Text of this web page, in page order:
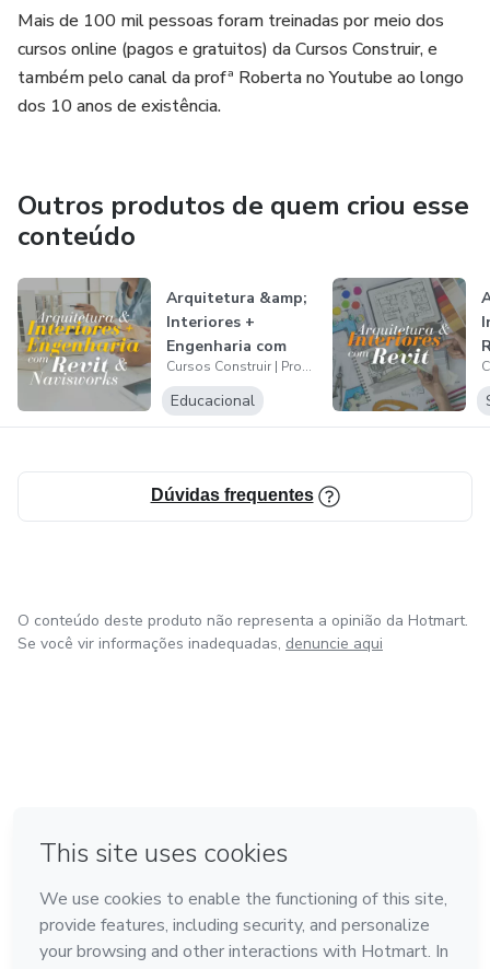
Mais de 100 mil pessoas foram treinadas por meio dos
cursos online (pagos e gratuitos) da Cursos Construir, e
também pelo canal da profª Roberta no Youtube ao longo
dos 10 anos de existência.
Outros produtos de quem criou esse
conteúdo
Arquitetura &amp;
Interiores +
Engenharia com
Revit &amp; Na... Cursos Construir | Prof. e Arquiteta Roberta Vendramini
Educacional
Dúvidas frequentes
O conteúdo deste produto não representa a opinião da Hotmart.
Se você vir informações inadequadas, denuncie aqui
Feito com ❤ em Bogotá